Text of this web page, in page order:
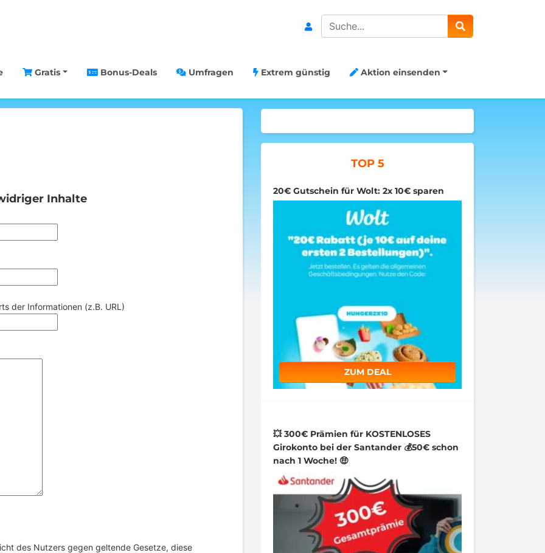
Search
Gratis Bonus-Deals Umfragen Extrem günstig Aktion einsenden
Inhalte
der Informationen (z.B. URL)
des Nutzers gegen geltende Gesetze, diese
TOP 5
20€ Gutschein für Wolt: 2x 10€ sparen
ZUM DEAL
💥 300€ Prämien für KOSTENLOSES
Girokonto bei der Santander 💰50€ schon
nach 1 Woche! 🤑